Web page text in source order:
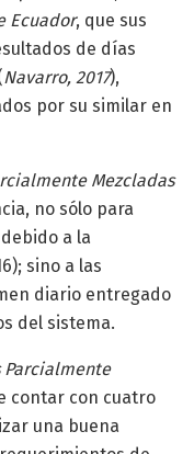
Ecuador, que sus
de días
Navarro, 2017),
por su similar en
Mezcladas
no sólo para
a la
sino a las
diario entregado
del sistema.
Parcialmente
contar con cuatro
una buena